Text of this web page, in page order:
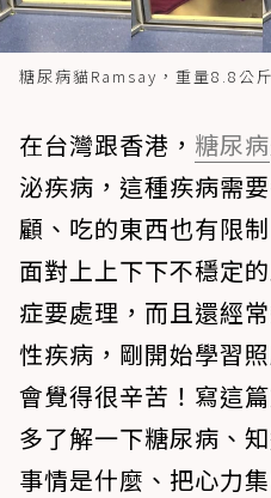
糖尿病貓Ramsay，重量8.8公
在台灣跟香港， 糖尿病
泌疾病，這種疾病需
顧、吃的東西也有限
面對上上下下不穩定
症要處理，而且還經
性疾病，剛開始學習
會覺得很辛苦！寫這
多了解一下糖尿病、
事情是什麼、把心力